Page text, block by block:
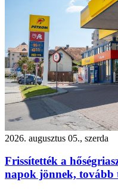
2026. augusztus 05., szerda
Frissítették a
napok jönnek,